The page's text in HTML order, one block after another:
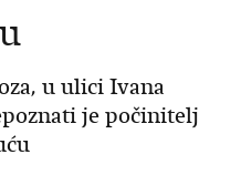
u ulici Ivana
je počinitelj